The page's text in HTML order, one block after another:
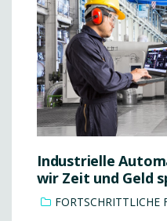
Industrielle
wir Zeit und Geld
FORTSCHRITTLICHE